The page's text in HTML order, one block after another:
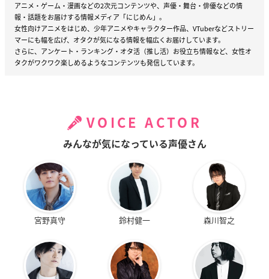
アニメ・ゲーム・漫画などの2次元コンテンツや、声優・舞台・俳優などの情
報・話題をお届けする情報メディア「にじめん」。
女性向けアニメをはじめ、少年アニメやキャラクター作品、VTuberなどストリー
マーにも幅を広げ、オタクが気になる情報を幅広くお届けしています。
さらに、アンケート・ランキング・オタ活（推し活）お役立ち情報など、女性オ
タクがワクワク楽しめるようなコンテンツも発信しています。
VOICE ACTOR
みんなが気になっている声優さん
宮野真守 鈴村健一 森川智之